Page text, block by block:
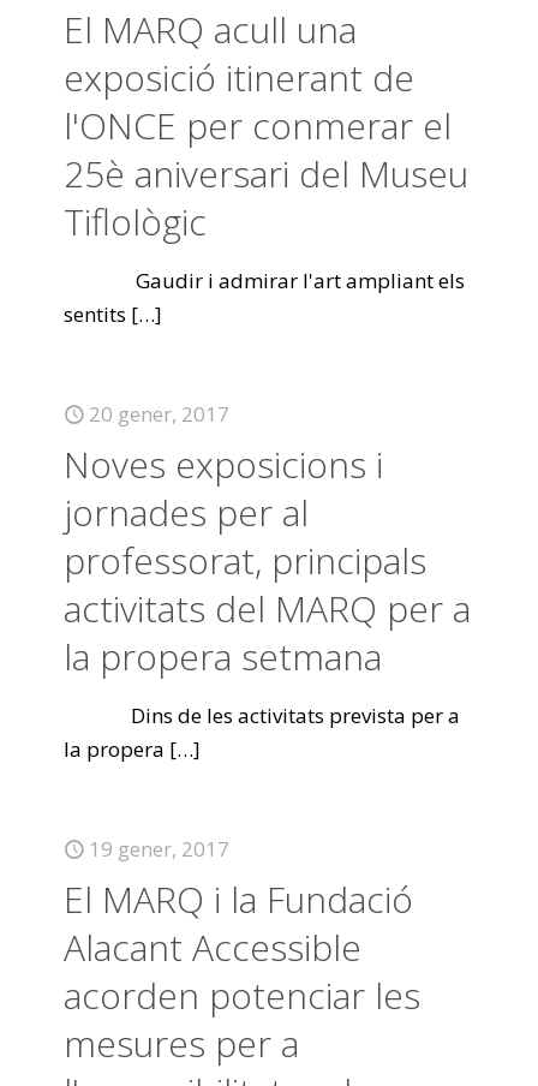
El MARQ acull una
exposició itinerant de
l'ONCE per conmerar el
25è aniversari del Museu
Tiflològic
Gaudir i admirar l'art ampliant els
sentits […]
20 gener, 2017
Noves exposicions i
jornades per al
professorat, principals
activitats del MARQ per a
la propera setmana
Dins de les activitats prevista per a
la propera […]
19 gener, 2017
El MARQ i la Fundació
Alacant Accessible
acorden potenciar les
mesures per a